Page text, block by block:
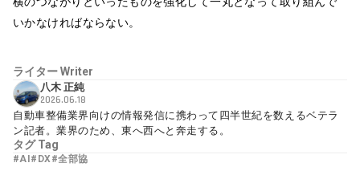
いかなければならない。
ライターWriter
八木 正純
2026.06.18
自動車整備業界向けの情報発信に携わって四半世紀を数えるベテラ
ン記者。業界のため、東へ西へと奔走する。
タグTag
#AI #DX#全部協